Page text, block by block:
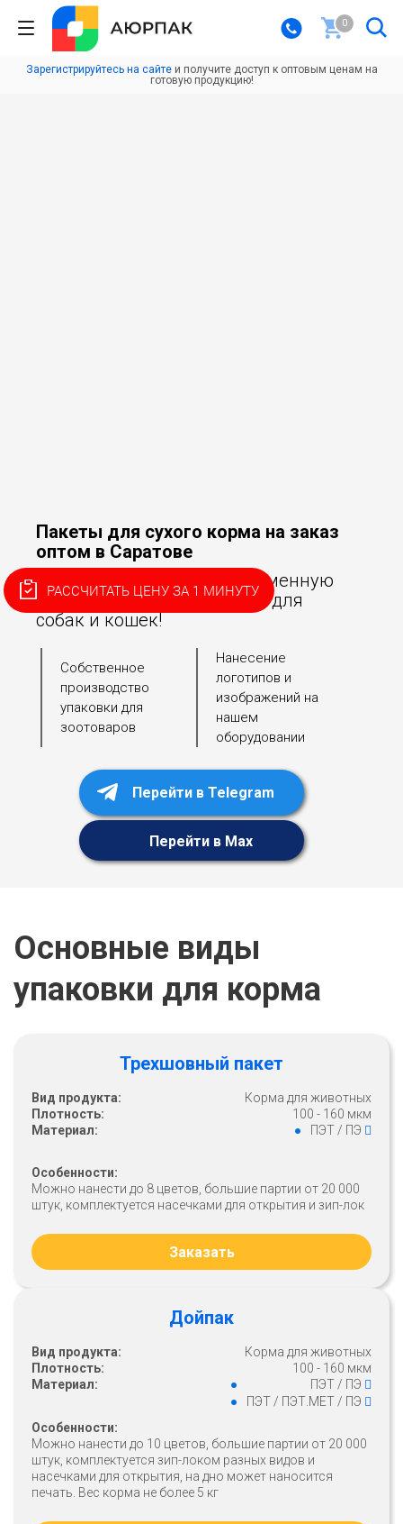
0
Зарегистрируйтесь на сайтеи получите доступ к оптовым ценам на
готовую продукцию!
Пакеты для сухого корма на заказ
оптом в Саратове
Поможем разработать фирменную
упаковку для сухого корма для
собак и кошек!
Собственное
производство
упаковки для
зоотоваров
Нанесение
логотипов и
изображений на
нашем
оборудовании
Перейти в Telegram
Перейти в Max
Основные виды
упаковки для корма
Трехшовный пакет
Вид продукта:
Корма для животных
Плотность:
100 - 160 мкм
Материал:
ПЭТ / ПЭ
Особенности:
Можно нанести до 8 цветов, большие партии от 20 000
штук, комплектуется насечками для открытия и зип-лок
Заказать
Дойпак
Вид продукта:
Корма для животных
Плотность:
100 - 160 мкм
Материал:
ПЭТ / ПЭ
ПЭТ / ПЭТ.МЕТ / ПЭ
Особенности:
Можно нанести до 10 цветов, большие партии от 20 000
штук, комплектуется зип-локом разных видов и
насечками для открытия, на дно может наносится
печать. Вес корма не более 5 кг
РАССЧИТАТЬ ЦЕНУ ЗА 1 МИНУТУ